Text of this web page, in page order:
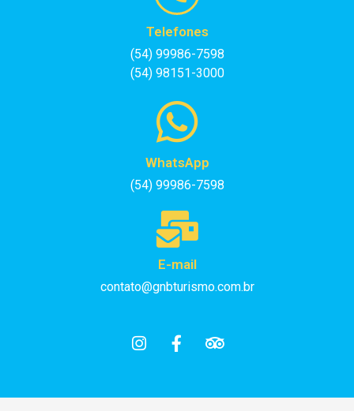
Telefones
(54) 99986-7598
(54) 98151-3000
WhatsApp
(54) 99986-7598
E-mail
contato@gnbturismo.com.br